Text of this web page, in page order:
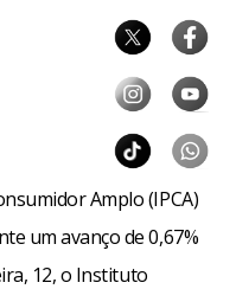
Amplo (IPCA)
um avanço de 0,67%
12, o Instituto